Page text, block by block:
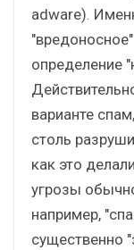
adware).
определение
варианте
столь
как это
угрозы
например,
существенно